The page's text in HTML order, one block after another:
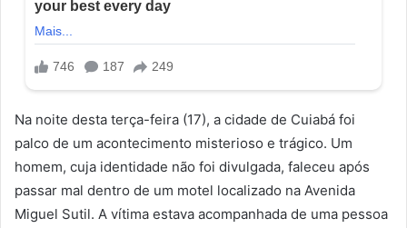
Na noite desta terça-feira (17), a cidade de Cuiabá foi
palco de um acontecimento misterioso e trágico. Um
homem, cuja identidade não foi divulgada, faleceu após
passar mal dentro de um motel localizado na Avenida
Miguel Sutil. A vítima estava acompanhada de uma pessoa